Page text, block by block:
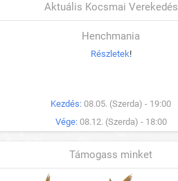
Aktuális Kocsmai Verekedés
Henchmania
Részletek!
Kezdés: 08.05. (Szerda) - 19:00
Vége: 08.12. (Szerda) - 18:00
Támogass minket